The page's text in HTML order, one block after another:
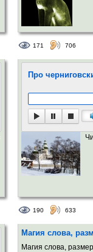
171 706
Про
190 633
Магия слова,
Магия слова,